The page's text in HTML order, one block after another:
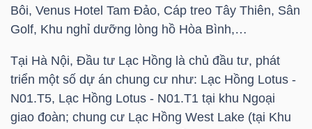
Bôi, Venus Hotel Tam Đảo, Cáp treo Tây Thiên, Sân
Golf, Khu nghỉ dưỡng lòng hồ Hòa Bình,…
Tại Hà Nội, Đầu tư Lạc Hồng là chủ đầu tư, phát
triển một số dự án chung cư như: Lạc Hồng Lotus -
N01.T5, Lạc Hồng Lotus - N01.T1 tại khu Ngoại
giao đoàn; chung cư Lạc Hồng West Lake (tại Khu
NGUYÊN
VẬT